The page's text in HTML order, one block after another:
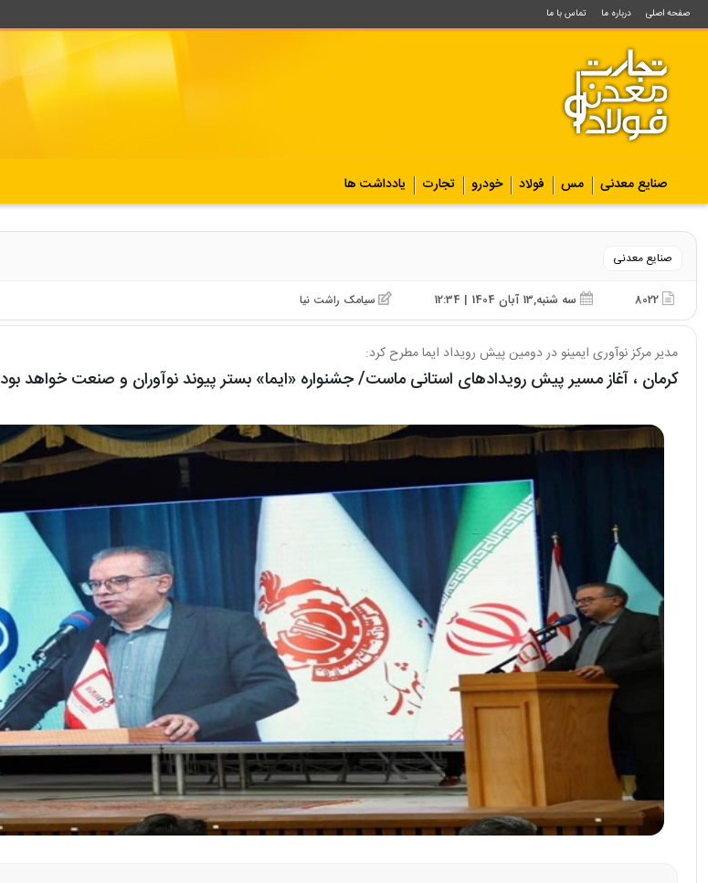
صفحه اصلی درباره ما تماس با ما
صنایع معدنی مس فولاد خودرو تجارت یادداشت ها
صنایع معدنی
8022 سه شنبه,13 آبان 1404 | 12:34 سیامک راشت نیا
مدیر مرکز نوآوری ایمینو در دومین پیش‌ رویداد ایما مطرح کرد:
کرمان ، آغاز مسیر پیش‌ رویدادهای استانی ماست/ جشنواره «ایما» بستر پیوند نوآوران و صنعت خواهد بود